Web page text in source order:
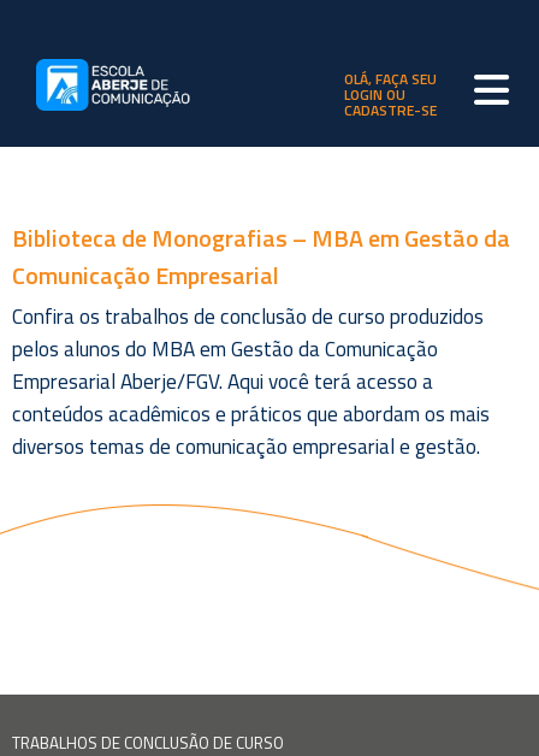
OLÁ, FAÇA SEU
LOGIN OU
CADASTRE-SE
Biblioteca de Monografias – MBA em Gestão da
Comunicação Empresarial
Confira os trabalhos de conclusão de curso produzidos
pelos alunos do MBA em Gestão da Comunicação
Empresarial Aberje/FGV. Aqui você terá acesso a
conteúdos acadêmicos e práticos que abordam os mais
diversos temas de comunicação empresarial e gestão.
TRABALHOS DE CONCLUSÃO DE CURSO